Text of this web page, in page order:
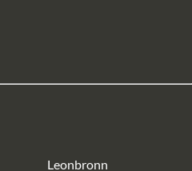
Leonbronn